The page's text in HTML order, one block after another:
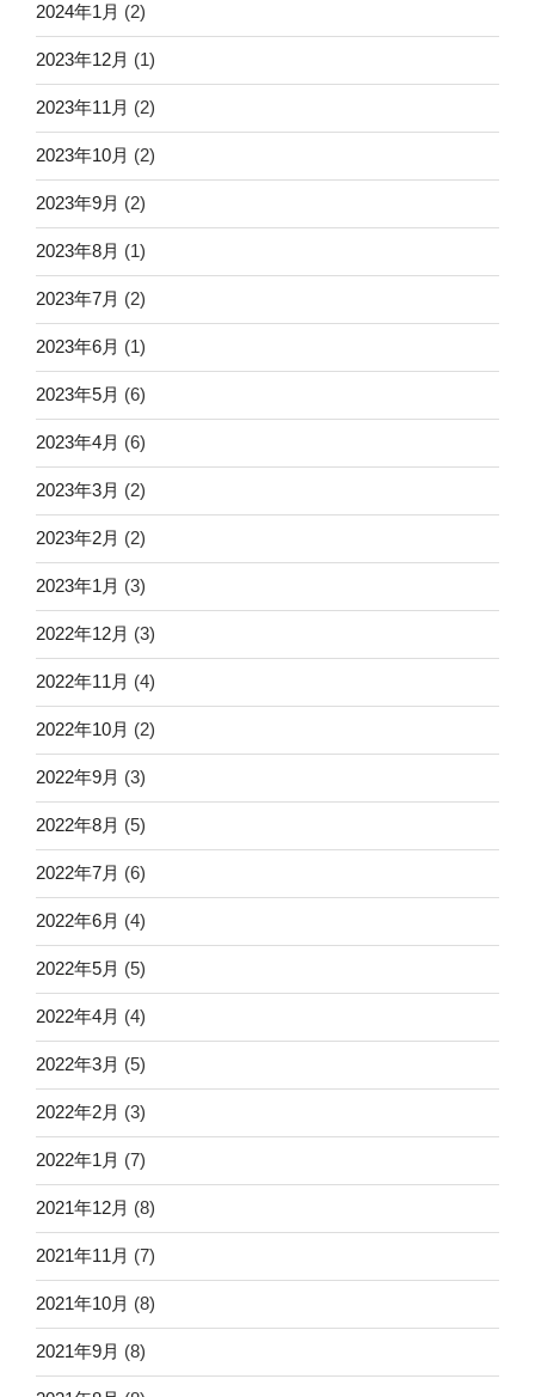
2024年1月 (2)
2023年12月 (1)
2023年11月 (2)
2023年10月 (2)
2023年9月 (2)
2023年8月 (1)
2023年7月 (2)
2023年6月 (1)
2023年5月 (6)
2023年4月 (6)
2023年3月 (2)
2023年2月 (2)
2023年1月 (3)
2022年12月 (3)
2022年11月 (4)
2022年10月 (2)
2022年9月 (3)
2022年8月 (5)
2022年7月 (6)
2022年6月 (4)
2022年5月 (5)
2022年4月 (4)
2022年3月 (5)
2022年2月 (3)
2022年1月 (7)
2021年12月 (8)
2021年11月 (7)
2021年10月 (8)
2021年9月 (8)